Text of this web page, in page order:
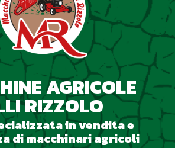
AGRICOLE
RIZZOLO
in vendita e
di macchinari agricoli